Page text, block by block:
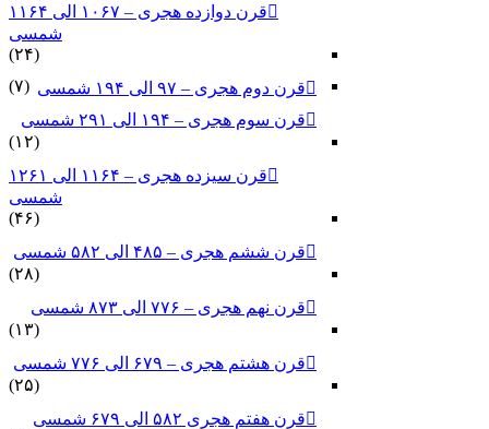
قرن دوازده هجری – ۱۰۶۷ الی ۱۱۶۴
شمسی
(۲۴)
قرن دوم هجری – ۹۷ الی ۱۹۴ شمسی
(۷)
قرن سوم هجری – ۱۹۴ الی ۲۹۱ شمسی
(۱۲)
قرن سیزده هجری – ۱۱۶۴ الی ۱۲۶۱
شمسی
(۴۶)
قرن ششم هجری – ۴۸۵ الی ۵۸۲ شمسی
(۲۸)
قرن نهم هجری – ۷۷۶ الی ۸۷۳ شمسی
(۱۳)
قرن هشتم هجری – ۶۷۹ الی ۷۷۶ شمسی
(۲۵)
قرن هفتم هجری ۵۸۲ الی ۶۷۹ شمسی